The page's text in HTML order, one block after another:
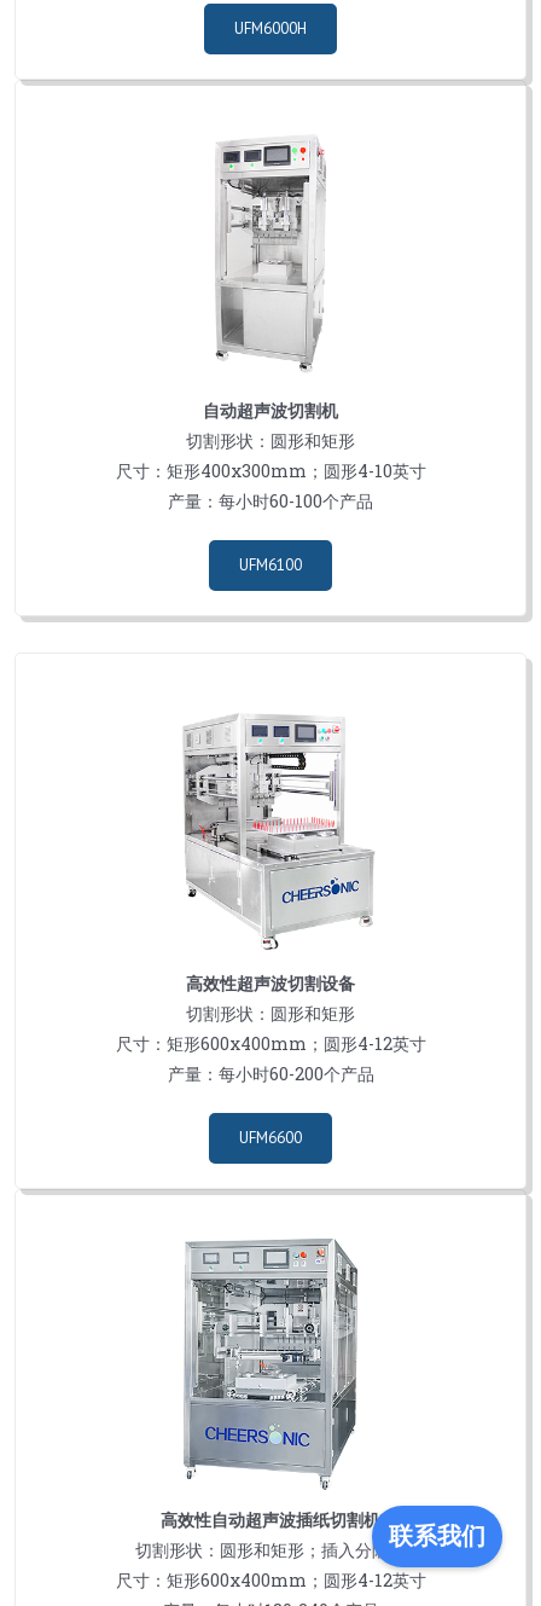
UFM6000H
自动超声波切割机
切割形状：圆形和矩形
尺寸：矩形400x300mm；圆形4-10英寸
产量：每小时60-100个产品
UFM6100
高效性超声波切割设备
切割形状：圆形和矩形
尺寸：矩形600x400mm；圆形4-12英寸
产量：每小时60-200个产品
UFM6600
高效性自动超声波插纸切割机
切割形状：圆形和矩形；插入分隔纸
尺寸：矩形600x400mm；圆形4-12英寸
联系我们